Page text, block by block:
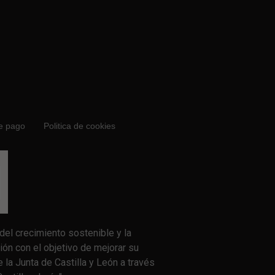
pago Politica de cookies
crecimiento sostenible y la
con el objetivo de mejorar su
Junta de Castilla y León a través